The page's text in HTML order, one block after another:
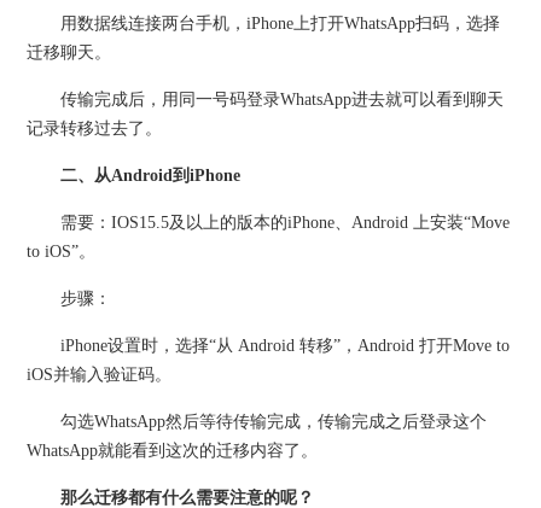
用数据线连接两台手机，iPhone上打开WhatsApp扫码，选择
迁移聊天。
传输完成后，用同一号码登录WhatsApp进去就可以看到聊天
记录转移过去了。
二、从Android到iPhone
需要：IOS15.5及以上的版本的iPhone、Android 上安装“Move
to iOS”。
步骤：
iPhone设置时，选择“从 Android 转移”，Android 打开Move to
iOS并输入验证码。
勾选WhatsApp然后等待传输完成，传输完成之后登录这个
WhatsApp就能看到这次的迁移内容了。
那么迁移都有什么需要注意的呢？